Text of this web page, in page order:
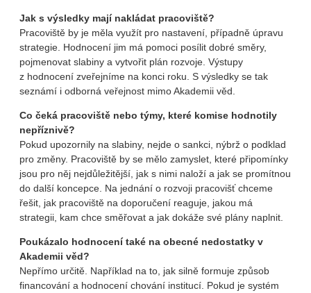
Jak s výsledky mají nakládat pracoviště?
Pracoviště by je měla využít pro nastavení, případně úpravu
strategie. Hodnocení jim má pomoci posílit dobré směry,
pojmenovat slabiny a vytvořit plán rozvoje. Výstupy
z hodnocení zveřejníme na konci roku. S výsledky se tak
seznámí i odborná veřejnost mimo Akademii věd.
Co čeká pracoviště nebo týmy, které komise hodnotily
nepříznivě?
Pokud upozornily na slabiny, nejde o sankci, nýbrž o podklad
pro změny. Pracoviště by se mělo zamyslet, které připomínky
jsou pro něj nejdůležitější, jak s nimi naloží a jak se promítnou
do další koncepce. Na jednání o rozvoji pracovišť chceme
řešit, jak pracoviště na doporučení reaguje, jakou má
strategii, kam chce směřovat a jak dokáže své plány naplnit.
Poukázalo hodnocení také na obecné nedostatky v
Akademii věd?
Nepřímo určitě. Například na to, jak silně formuje způsob
financování a hodnocení chování institucí. Pokud je systém